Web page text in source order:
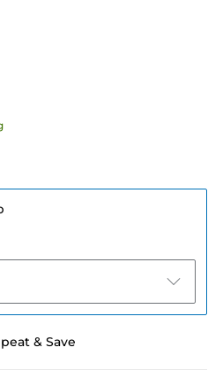
& Save